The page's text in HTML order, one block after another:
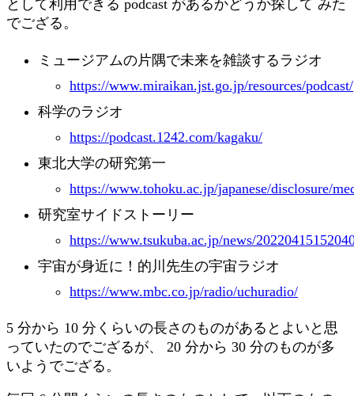
として利用できる podcast があるかどうか探して みた
でござる。
ミュージアムの片隅で未来を雑談するラジオ
https://www.miraikan.jst.go.jp/resources/podcast/
科学のラジオ
https://podcast.1242.com/kagaku/
東北大学の研究第一
https://www.tohoku.ac.jp/japanese/disclosure/
研究室サイドストーリー
https://www.tsukuba.ac.jp/news/
宇宙が身近に！的川先生の宇宙ラジオ
https://www.mbc.co.jp/radio/uchuradio/
5 分から 10 分くらいの長さのものがあるとよいと思
っていたのでござるが、 20 分から 30 分のものが多
いようでござる。